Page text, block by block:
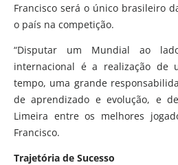
Francisco será o único brasileiro
o país na competição.
“Disputar um Mundial ao
internacional é a realização de
tempo, uma grande
de aprendizado e evolução, e
Limeira entre os melhores
Francisco.
Trajetória de Sucesso